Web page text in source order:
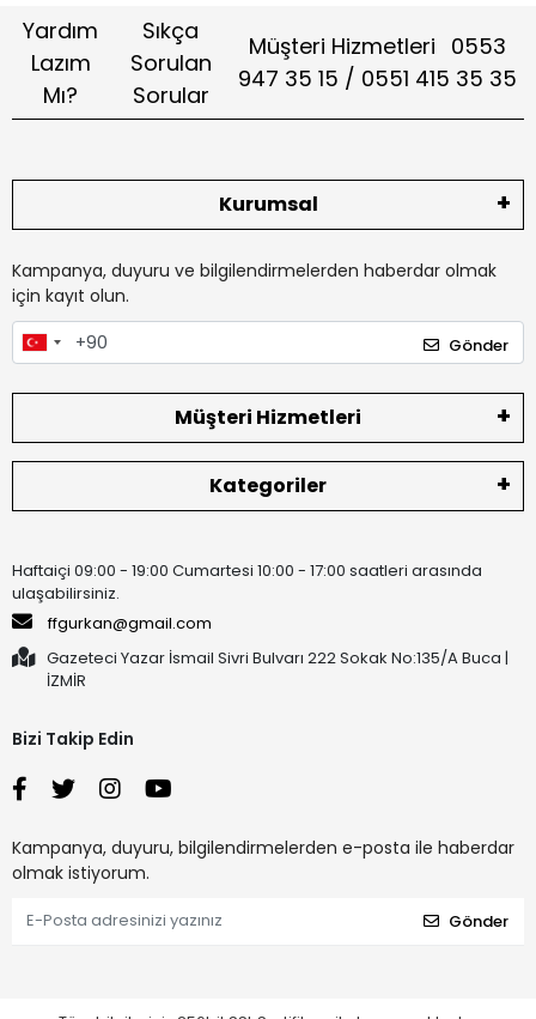
Yardım
Lazım
Mı?
Sıkça
Sorulan
Sorular
Müşteri Hizmetleri 0553
947 35 15 / 0551 415 35 35
Kurumsal
Kampanya, duyuru ve bilgilendirmelerden haberdar olmak
için kayıt olun.
Gönder
Müşteri Hizmetleri
Kategoriler
Haftaiçi 09:00 - 19:00 Cumartesi 10:00 - 17:00 saatleri arasında
ulaşabilirsiniz.
ffgurkan@gmail.com
Gazeteci Yazar İsmail Sivri Bulvarı 222 Sokak No:135/A Buca |
İZMİR
Bizi Takip Edin
Kampanya, duyuru, bilgilendirmelerden e-posta ile haberdar
olmak istiyorum.
Gönder